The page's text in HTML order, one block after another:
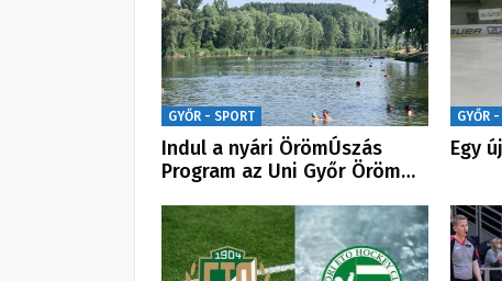
GYŐR - SPORT
Indul a nyári ÖrömÚszás
Program az Uni Győr Öröm…
GYŐR
Egy